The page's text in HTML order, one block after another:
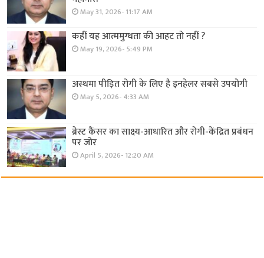
May 31, 2026- 11:17 AM
कहीं यह आत्ममुग्धता की आहट तो नहीं ?
May 19, 2026- 5:49 PM
अस्थमा पीड़ित रोगी के लिए है इनहेलर सबसे उपयोगी
May 5, 2026- 4:33 AM
ब्रेस्ट कैंसर का साक्ष्य-आधारित और रोगी-केंद्रित प्रबंधन
पर जोर
April 5, 2026- 12:20 AM